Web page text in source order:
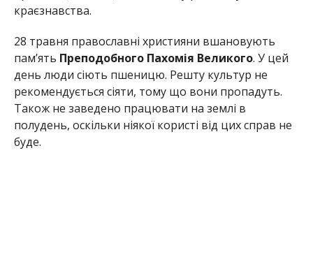
краєзнавства.
28 травня православні християни вшановують
пам’ять Преподобного Пахомія Великого. У цей
день люди сіють пшеницю. Решту культур не
рекомендується сіяти, тому що вони пропадуть.
Також не заведено працювати на землі в
полудень, оскільки ніякої користі від цих справ не
буде.